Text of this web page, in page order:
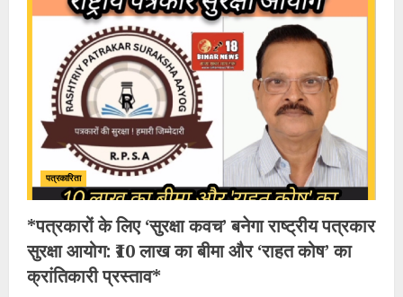
पत्रकारिता
*पत्रकारों के लिए ‘सुरक्षा कवच’ बनेगा राष्ट्रीय पत्रकार
सुरक्षा आयोग: ₹10 लाख का बीमा और ‘राहत कोष’ का
क्रांतिकारी प्रस्ताव*